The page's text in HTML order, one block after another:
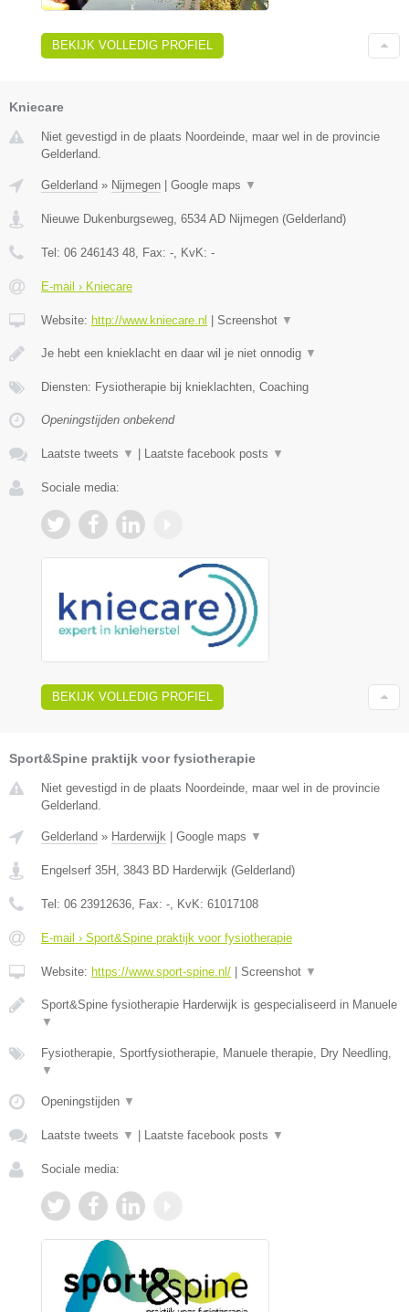
BEKIJK VOLLEDIG PROFIEL
Kniecare
Niet gevestigd in de plaats Noordeinde, maar wel in de provincie
Gelderland.
Gelderland » Nijmegen | Google maps ▼
Nieuwe Dukenburgseweg 6534 AD Nijmegen (Gelderland)
Tel: 06 246143 48 , Fax: - , KvK: -
E-mail › Kniecare
Website: http://www.kniecare.nl | Screenshot ▼
Je hebt een knieklacht en daar wil je niet onnodig ▼
Diensten: Fysiotherapie bij knieklachten, Coaching
Openingstijden onbekend
Laatste tweets ▼ | Laatste facebook posts ▼
Sociale media:
BEKIJK VOLLEDIG PROFIEL
Sport&Spine praktijk voor fysiotherapie
Niet gevestigd in de plaats Noordeinde, maar wel in de provincie
Gelderland.
Gelderland » Harderwijk | Google maps ▼
Engelserf 35H 3843 BD Harderwijk (Gelderland)
Tel: 06 23912636 , Fax: - , KvK: 61017108
E-mail › Sport&Spine praktijk voor fysiotherapie
Website: https://www.sport-spine.nl/ | Screenshot ▼
Sport&Spine fysiotherapie Harderwijk is gespecialiseerd in Manuele
▼
Fysiotherapie, Sportfysiotherapie, Manuele therapie, Dry Needling,
▼
Openingstijden ▼
Laatste tweets ▼ | Laatste facebook posts ▼
Sociale media: